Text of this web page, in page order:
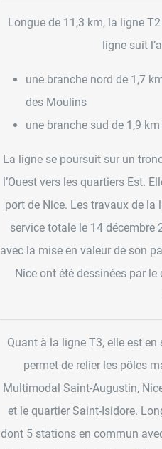
Longue de 11,3 km, la ligne
ligne suit
une branche nord de 1,7
des Moulins
une branche sud de 1,9
La ligne se poursuit sur un
l’Ouest vers les quartiers Est.
port de Nice. Les travaux de
service totale le 14 décembre
avec la mise en valeur de son
Nice ont été dessinées par
Quant à la ligne T3, elle est
permet de relier les pôles
Multimodal Saint-Augustin,
et le quartier Saint-Isidore.
dont 5 stations en commun